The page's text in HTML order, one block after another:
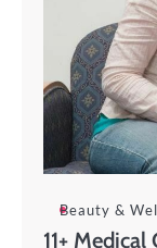
Beauty &
11+